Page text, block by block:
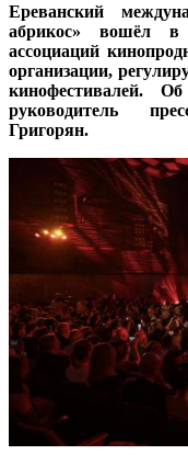
Ереванский
абрикос» вошёл в
ассоциаций
организации,
кинофестивалей.
руководитель
Григорян.